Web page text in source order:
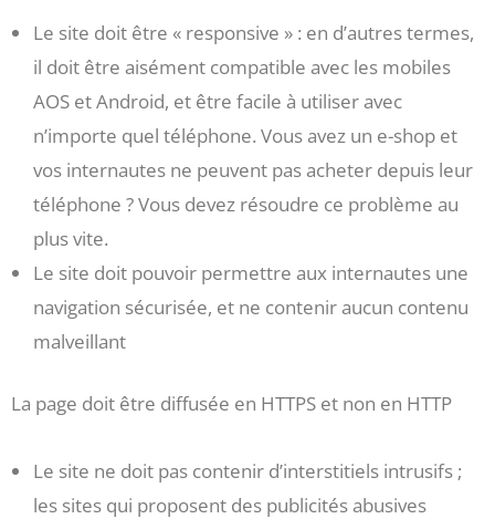
Le site doit être « responsive » : en d’autres termes,
il doit être aisément compatible avec les mobiles
AOS et Android, et être facile à utiliser avec
n’importe quel téléphone. Vous avez un e-shop et
vos internautes ne peuvent pas acheter depuis leur
téléphone ? Vous devez résoudre ce problème au
plus vite.
Le site doit pouvoir permettre aux internautes une
navigation sécurisée, et ne contenir aucun contenu
malveillant
La page doit être diffusée en HTTPS et non en HTTP
Le site ne doit pas contenir d’interstitiels intrusifs ;
les sites qui proposent des publicités abusives